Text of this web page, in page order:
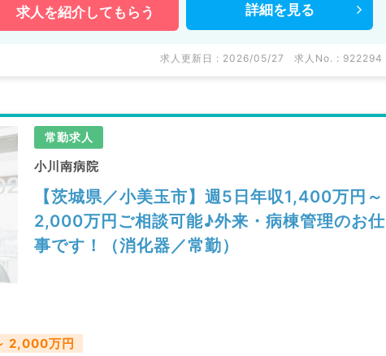
求人を紹介してもらう 詳細を 見る
求人更新日 : 2026/05/27 求人No. : 922294
常勤求人
小川南病院
【茨城県／小美玉市】週5日年収1,400万円～
2,000万円ご相談可能♪外来・病棟管理のお仕
事です！（消化器／常勤）
2,000万円